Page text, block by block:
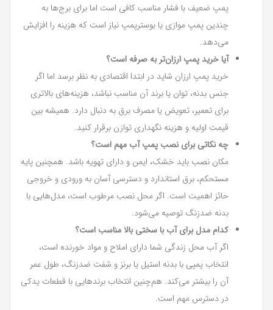
پمپ ضعیف با فشار مناسب کافی است اما برای برج‌ها به
چندین پمپ موازی یا بوسترپمپ نیاز است که هزینه را افزایش
می‌دهد.
آیا خرید پمپ ارزان‌تر به صرفه است؟
خرید پمپ ارزان شاید در ابتدا اقتصادی به نظر برسد اما اگر
جنس بدنه، توان یا برند آن مناسب نباشد، هزینه‌های بالاتری
برای تعمیر، تعویض یا مصرف برق به دنبال دارد. همیشه بین
قیمت اولیه و هزینه نگهداری توازن برقرار کنید.
چه نکاتی برای نصب پمپ آب مهم است؟
مکان نصب باید خشک، ایمن و دارای تهویه باشد. همچنین پایه
مستحکم، برق استاندارد و دسترسی آسان به ورودی و خروجی
حائز اهمیت است. اگر محل نصب مرطوب است، مدل‌هایی با
بدنه ضدزنگ توصیه می‌شود.
کدام مدل برای آب با سختی بالا مناسب است؟
اگر آب محل زندگی شما دارای املاح و مواد خورنده است،
انتخاب پمپی با بدنه استیل یا برنز و شفت ضدزنگ، طول عمر
آن را بیشتر می‌کند. هم‌چنین انتخاب برندهایی با قطعات یدکی
در دسترس مهم است.